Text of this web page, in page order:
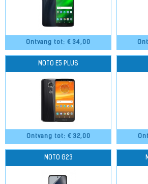
Ontvang tot: € 34,00
Ontvang tot: € 32,00
MOTO E5 PLUS
MOTO G23